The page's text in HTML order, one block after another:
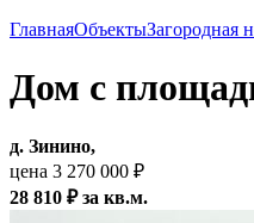
ГлавнаяОбъектыЗагородная
Дом с
д. Зинино,
цена 3 270 000 ₽
28 810 ₽ за кв.м.